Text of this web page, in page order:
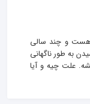
هست و چند سالی
به طور ناگهانی
علت چیه و آیا